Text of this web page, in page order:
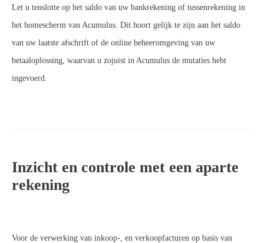
Let u tenslotte op het saldo van uw bankrekening of tussenrekening in
het homescherm van Acumulus. Dit hoort gelijk te zijn aan het saldo
van uw laatste afschrift of de online beheeromgeving van uw
betaaloplossing, waarvan u zojuist in Acumulus de mutaties hebt
ingevoerd.
Inzicht en controle met een aparte
rekening
Voor de verwerking van inkoop-, en verkoopfacturen op basis van